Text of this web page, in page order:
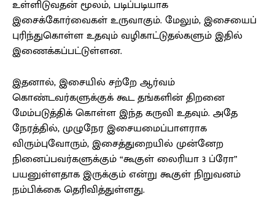
உள்ளிடுவதன் மூலம், படிப்படியாக
இசைக்கோர்வைகள் உருவாகும். மேலும், இசையைப்
புரிந்துகொள்ள உதவும் வழிகாட்டுதல்களும் இதில்
இணைக்கப்பட்டுள்ளன.
இதனால், இசையில் சற்றே ஆர்வம்
கொண்டவர்களுக்குக் கூட தங்களின் திறனை
மேம்படுத்திக் கொள்ள இந்த கருவி உதவும். அதே
நேரத்தில், முழுநேர இசையமைப்பாளராக
விரும்புவோரும், இசைத்துறையில் முன்னேற
நினைப்பவர்களுக்கும் “கூகுள் லைரியா 3 ப்ரோ”
பயனுள்ளதாக இருக்கும் என்று கூகுள் நிறுவனம்
நம்பிக்கை தெரிவித்துள்ளது.